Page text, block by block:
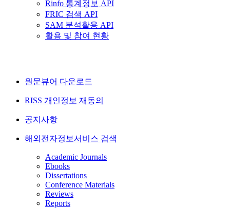
Rinfo 통계정보 API
FRIC 검색 API
SAM 분석활용 API
활용 및 참여 현황
원문뷰어 다운로드
RISS 개인정보 재동의
공지사항
해외전자정보서비스 검색
Academic Journals
Ebooks
Dissertations
Conference Materials
Reviews
Reports